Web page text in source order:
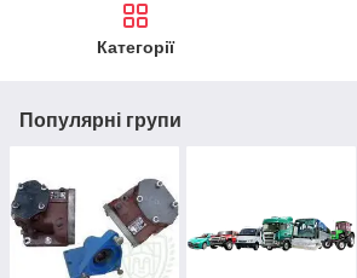
Категорії
Популярні групи